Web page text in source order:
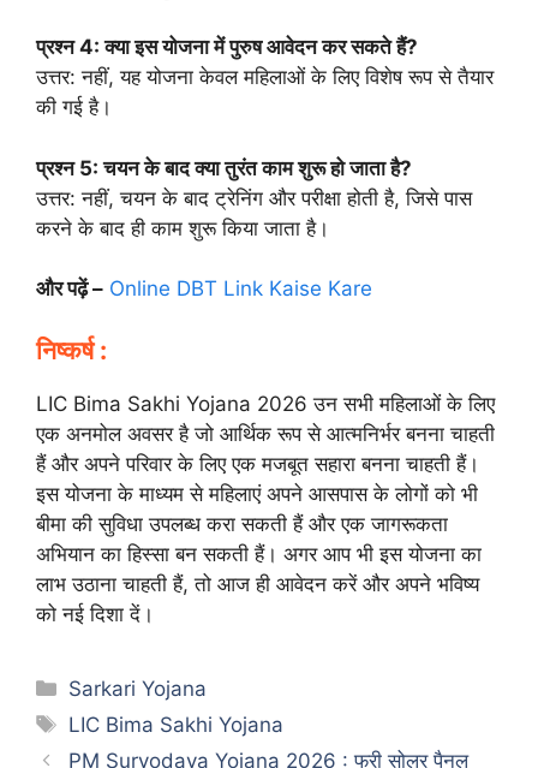
प्रश्न 4: क्या इस योजना में पुरुष आवेदन कर सकते हैं?
उत्तर: नहीं, यह योजना केवल महिलाओं के लिए विशेष रूप से तैयार
की गई है।
प्रश्न 5: चयन के बाद क्या तुरंत काम शुरू हो जाता है?
उत्तर: नहीं, चयन के बाद ट्रेनिंग और परीक्षा होती है, जिसे पास
करने के बाद ही काम शुरू किया जाता है।
और पढ़ें – Online DBT Link Kaise Kare
निष्कर्ष :
LIC Bima Sakhi Yojana 2026 उन सभी महिलाओं के लिए
एक अनमोल अवसर है जो आर्थिक रूप से आत्मनिर्भर बनना चाहती
हैं और अपने परिवार के लिए एक मजबूत सहारा बनना चाहती हैं।
इस योजना के माध्यम से महिलाएं अपने आसपास के लोगों को भी
बीमा की सुविधा उपलब्ध करा सकती हैं और एक जागरूकता
अभियान का हिस्सा बन सकती हैं। अगर आप भी इस योजना का
लाभ उठाना चाहती हैं, तो आज ही आवेदन करें और अपने भविष्य
को नई दिशा दें।
Categories
Sarkari Yojana
Tags
LIC Bima Sakhi Yojana
PM Suryodaya Yojana 2026 : फ्री सोलर पैनल